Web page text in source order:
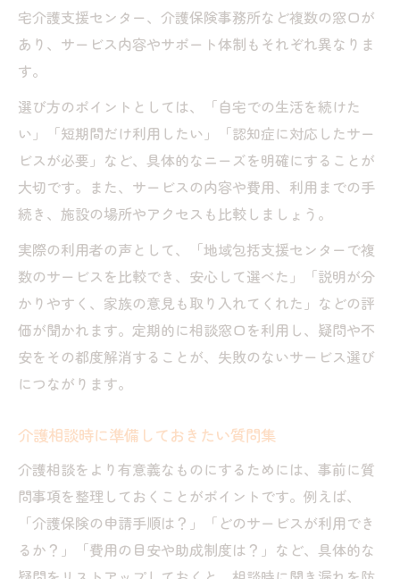
宅介護支援センター、介護保険事務所など複数の窓口が
あり、サービス内容やサポート体制もそれぞれ異なりま
す。
選び方のポイントとしては、「自宅での生活を続けた
い」「短期間だけ利用したい」「認知症に対応したサー
ビスが必要」など、具体的なニーズを明確にすることが
大切です。また、サービスの内容や費用、利用までの手
続き、施設の場所やアクセスも比較しましょう。
実際の利用者の声として、「地域包括支援センターで複
数のサービスを比較でき、安心して選べた」「説明が分
かりやすく、家族の意見も取り入れてくれた」などの評
価が聞かれます。定期的に相談窓口を利用し、疑問や不
安をその都度解消することが、失敗のないサービス選び
につながります。
介護相談時に準備しておきたい質問集
介護相談をより有意義なものにするためには、事前に質
問事項を整理しておくことがポイントです。例えば、
「介護保険の申請手順は？」「どのサービスが利用でき
るか？」「費用の目安や助成制度は？」など、具体的な